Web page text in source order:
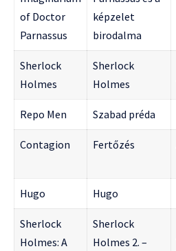
of Doctor
Parnassus
képzelet
birodalma
Sherlock
Holmes
Sherlock
Holmes
Repo Men Szabad préda
Contagion Fertőzés
Hugo Hugo
Sherlock
Holmes: A
Sherlock
Holmes 2. –